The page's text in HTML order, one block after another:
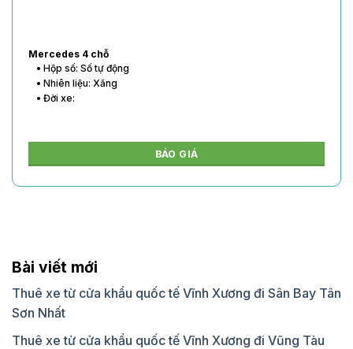
Mercedes 4 chỗ
• Hộp số: Số tự động
• Nhiên liệu: Xăng
• Đời xe:
BÁO GIÁ
Bài viết mới
Thuê xe từ cửa khẩu quốc tế Vĩnh Xương đi Sân Bay Tân
Sơn Nhất
Thuê xe từ cửa khẩu quốc tế Vĩnh Xương đi Vũng Tàu